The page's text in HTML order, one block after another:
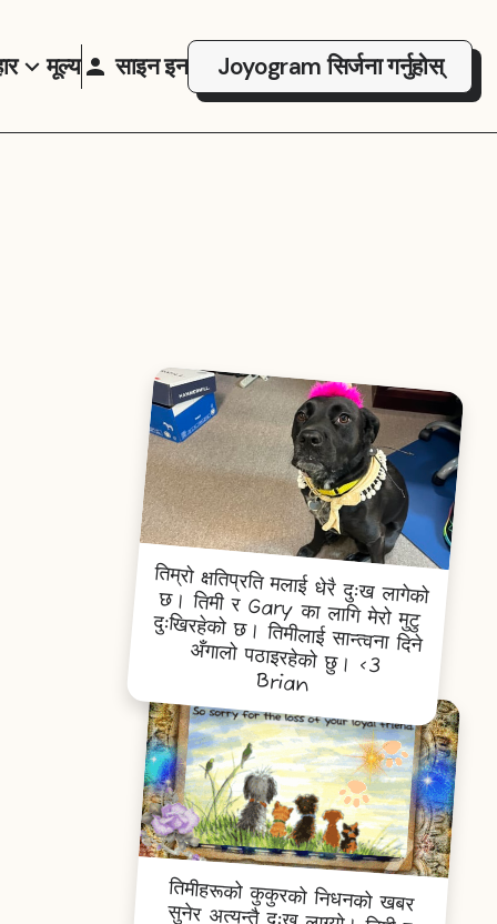
मूल्य साइन इन Joyogram सिर्जना गर्नुहोस्
तिम्रो क्षतिप्रति मलाई धेरै दुःख लागेको छ। तिमी र Gary का लागि मेरो मुटु दुःखिरहेको छ। तिमीलाई सान्त्वना दिने
अँगालो पठाइरहेको छु। <3
Brian
तिमीहरूको कुकुरको निधनको खबर
सुनेर अत्यन्तै दुःख लाग्यो। तिमी र